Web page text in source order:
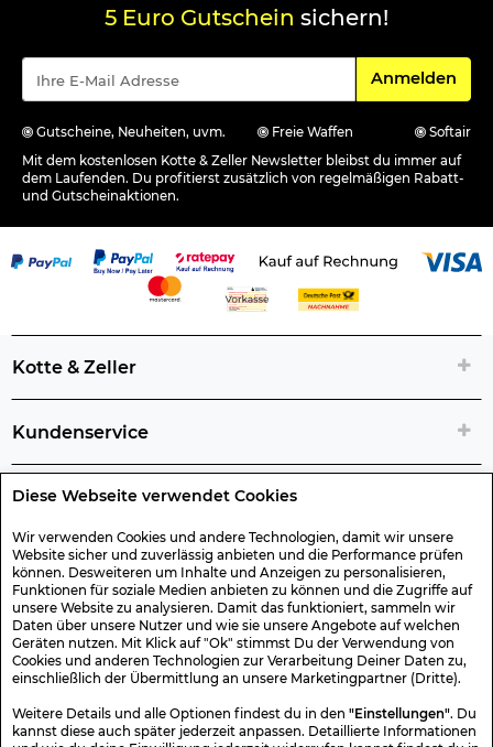
Diese Webseite verwendet Cookies
Wir verwenden Cookies und andere Technologien, damit wir unsere
Website sicher und zuverlässig anbieten und die Performance prüfen
können. Desweiteren um Inhalte und Anzeigen zu personalisieren,
Funktionen für soziale Medien anbieten zu können und die Zugriffe auf
unsere Website zu analysieren. Damit das funktioniert, sammeln wir
Daten über unsere Nutzer und wie sie unsere Angebote auf welchen
Geräten nutzen. Mit Klick auf "Ok" stimmst Du der Verwendung von
Cookies und anderen Technologien zur Verarbeitung Deiner Daten zu,
einschließlich der Übermittlung an unsere Marketingpartner (Dritte).
Weitere Details und alle Optionen findest du in den "Einstellungen". Du
kannst diese auch später jederzeit anpassen. Detaillierte Informationen
5 Euro Gutschein sichern!
Für den
Anmelden
Gutscheine, Neuheiten, uvm. Freie Waffen
Softair
Mit dem kostenlosen Kotte & Zeller Newsletter bleibst du immer auf
dem Laufenden. Du profitierst zusätzlich von regelmäßigen Rabatt-
und Gutscheinaktionen.
Kotte & Zeller
Kundenservice
Rechtliche Artikelinfos
Geschenk-Gutscheine
Versand & Rücksendung